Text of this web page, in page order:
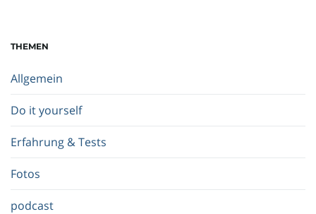
b
g
i
f
.
.
.
THEMEN
Allgemein
Do it yourself
Erfahrung & Tests
Fotos
podcast